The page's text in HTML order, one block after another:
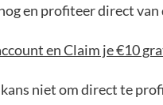
en profiteer direct
en Claim je €10
niet om direct te